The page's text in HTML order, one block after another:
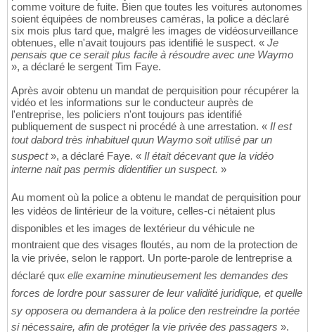
comme voiture de fuite. Bien que toutes les voitures autonomes
soient équipées de nombreuses caméras, la police a déclaré
six mois plus tard que, malgré les images de vidéosurveillance
obtenues, elle n'avait toujours pas identifié le suspect. « Je
pensais que ce serait plus facile à résoudre avec une Waymo
», a déclaré le sergent Tim Faye.
Après avoir obtenu un mandat de perquisition pour récupérer la
vidéo et les informations sur le conducteur auprès de
l'entreprise, les policiers n'ont toujours pas identifié
publiquement de suspect ni procédé à une arrestation. « Il est
tout dabord très inhabituel quun Waymo soit utilisé par un
suspect», a déclaré Faye. « Il était décevant que la vidéo
interne nait pas permis didentifier un suspect. »
Au moment où la police a obtenu le mandat de perquisition pour
les vidéos de lintérieur de la voiture, celles-ci nétaient plus
disponibles et les images de lextérieur du véhicule ne
montraient que des visages floutés, au nom de la protection de
la vie privée, selon le rapport. Un porte-parole de lentreprise a
déclaré qu« elle examine minutieusement les demandes des
forces de lordre pour sassurer de leur validité juridique, et quelle
sy opposera ou demandera à la police den restreindre la portée
si nécessaire, afin de protéger la vie privée des passagers ».